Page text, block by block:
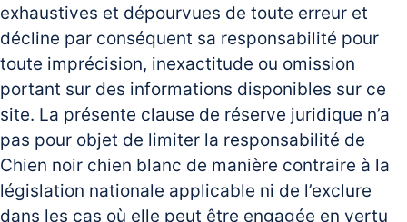
exhaustives et dépourvues de toute erreur et
décline par conséquent sa responsabilité pour
toute imprécision, inexactitude ou omission
portant sur des informations disponibles sur ce
site. La présente clause de réserve juridique n’a
pas pour objet de limiter la responsabilité de
Chien noir chien blanc de manière contraire à la
législation nationale applicable ni de l’exclure
dans les cas où elle peut être engagée en vertu